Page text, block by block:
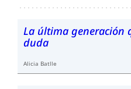
La última generación
duda
Alicia Batlle